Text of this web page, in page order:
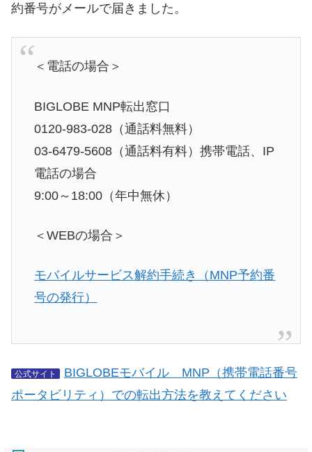
約番号がメールで届きました。
＜電話の場合＞
BIGLOBE MNP転出窓口
0120-983-028 （通話料無料）
03-6479-5608 （通話料有料）携帯電話、IP
電話の場合
9:00～18:00（年中無休）
＜WEBの場合＞
モバイルサービス解約手続き（MNP予約番
号の発行）
公式サイト
BIGLOBEモバイル MNP（携帯電話番号
ポータビリティ）での転出方法を教えてください